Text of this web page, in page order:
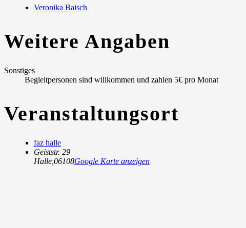
Veronika Baisch
Weitere Angaben
Sonstiges
Begleitpersonen sind willkommen und zahlen 5€ pro Monat
Veranstaltungsort
faz halle
Geiststr. 29
Halle, 06108Google Karte anzeigen